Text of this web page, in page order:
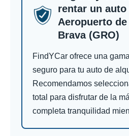
rentar un auto
Aeropuerto
Brava (GRO)
FindYCar ofrece una
seguro para tu auto de
Recomendamos
total para disfrutar de la
completa tranquilidad